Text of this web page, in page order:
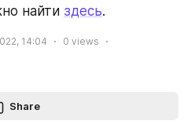
найти здесь.
14:04 0 views
Share